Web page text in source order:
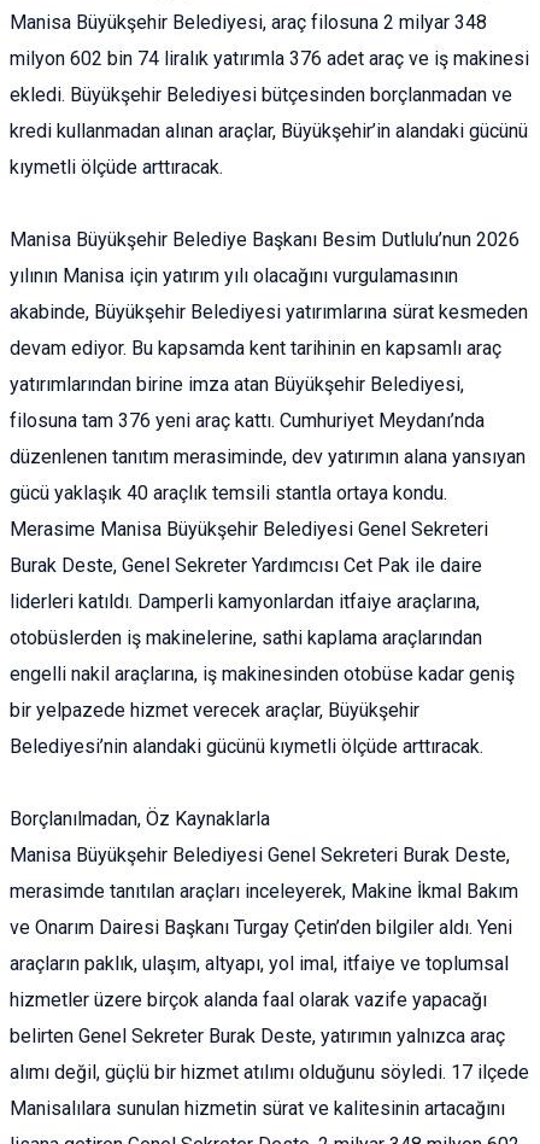
Manisa Büyükşehir Belediyesi, araç filosuna 2 milyar 348
milyon 602 bin 74 liralık yatırımla 376 adet araç ve iş makinesi
ekledi. Büyükşehir Belediyesi bütçesinden borçlanmadan ve
kredi kullanmadan alınan araçlar, Büyükşehir’in alandaki gücünü
kıymetli ölçüde arttıracak.
Manisa Büyükşehir Belediye Başkanı Besim Dutlulu’nun 2026
yılının Manisa için yatırım yılı olacağını vurgulamasının
akabinde, Büyükşehir Belediyesi yatırımlarına sürat kesmeden
devam ediyor. Bu kapsamda kent tarihinin en kapsamlı araç
yatırımlarından birine imza atan Büyükşehir Belediyesi,
filosuna tam 376 yeni araç kattı. Cumhuriyet Meydanı’nda
düzenlenen tanıtım merasiminde, dev yatırımın alana yansıyan
gücü yaklaşık 40 araçlık temsili stantla ortaya kondu.
Merasime Manisa Büyükşehir Belediyesi Genel Sekreteri
Burak Deste, Genel Sekreter Yardımcısı Cet Pak ile daire
liderleri katıldı. Damperli kamyonlardan itfaiye araçlarına,
otobüslerden iş makinelerine, sathi kaplama araçlarından
engelli nakil araçlarına, iş makinesinden otobüse kadar geniş
bir yelpazede hizmet verecek araçlar, Büyükşehir
Belediyesi’nin alandaki gücünü kıymetli ölçüde arttıracak.
Borçlanılmadan, Öz Kaynaklarla
Manisa Büyükşehir Belediyesi Genel Sekreteri Burak Deste,
merasimde tanıtılan araçları inceleyerek, Makine İkmal Bakım
ve Onarım Dairesi Başkanı Turgay Çetin’den bilgiler aldı. Yeni
araçların paklık, ulaşım, altyapı, yol imal, itfaiye ve toplumsal
hizmetler üzere birçok alanda faal olarak vazife yapacağı
belirten Genel Sekreter Burak Deste, yatırımın yalnızca araç
alımı değil, güçlü bir hizmet atılımı olduğunu söyledi. 17 ilçede
Manisalılara sunulan hizmetin sürat ve kalitesinin artacağını